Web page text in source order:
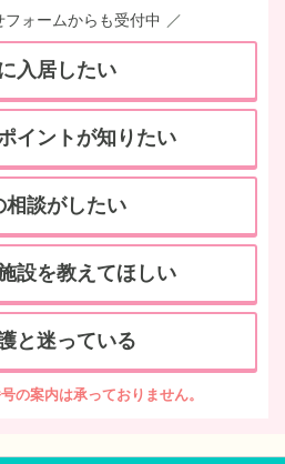
フォームからも受付中
入居したい
イントが知りたい
相談がしたい
設を教えてほしい
と迷っている
の案内は承っておりません。